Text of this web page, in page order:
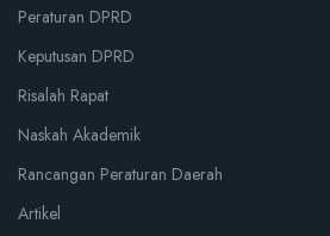
Peraturan DPRD
Keputusan DPRD
Risalah Rapat
Naskah Akademik
Rancangan Peraturan Daerah
Artikel